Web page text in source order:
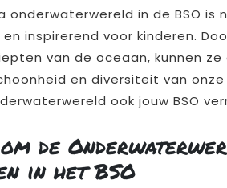
onderwaterwereld in de BSO is
inspirerend voor kinderen.
van de oceaan, kunnen
en diversiteit van
ook jouw BSO
de
in het BSO